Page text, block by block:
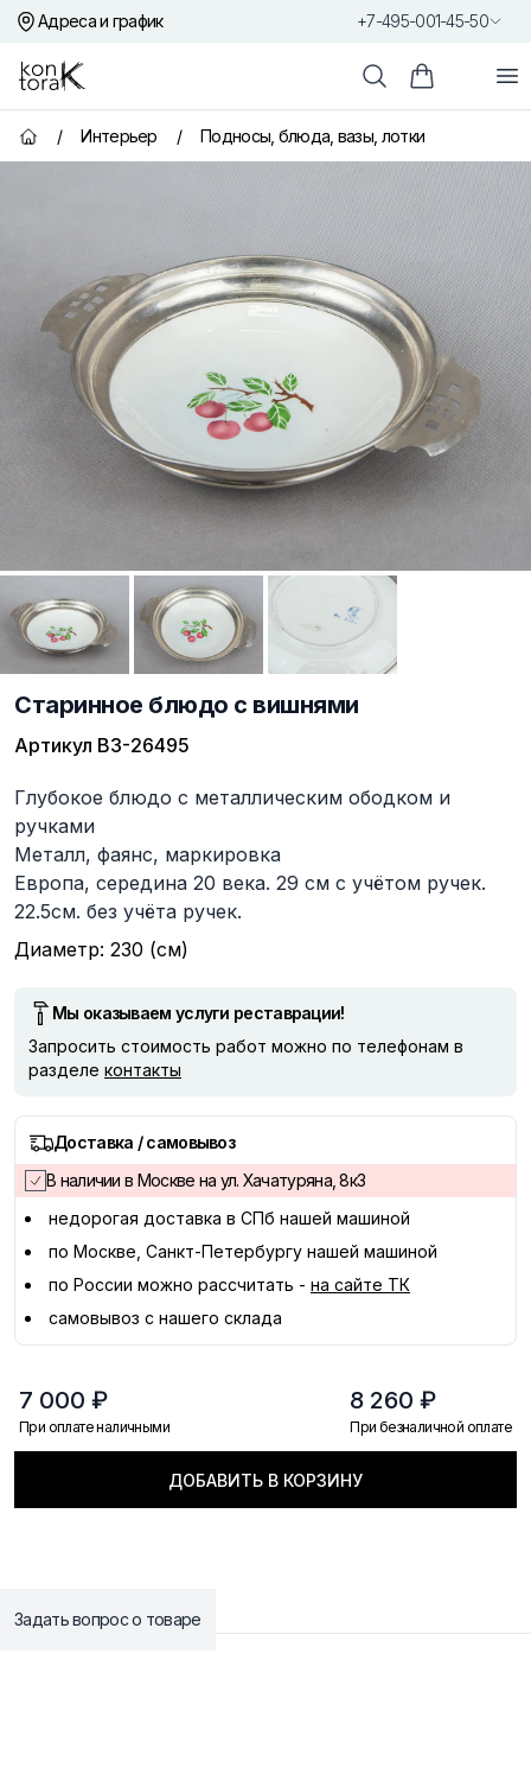
Адреса и график +7-495-001-45-50
Контора К
ПоискКорзина
Главная страница
/ Интерьер / Подносы, блюда, вазы, лотки
Старинное блюдо с вишнями
Артикул ВЗ-26495
Описание
Глубокое блюдо c мeтaллическим ободкoм и
pучкaми
Meталл, фаянс, маркиpовкa
Eвpопa, середина 20 века. 29 см с учётом ручeк.
22.5см. бeз учёта pучeк.
Диаметр: 230 (см)
Мы оказываем услуги реставрации!
Запросить стоимость работ можно по телефонам в
разделе контакты
Доставка / самовывоз
В наличии в Москве на ул. Хачатуряна, 8к3
недорогая доставка в СПб нашей машиной
по Москве, Санкт-Петербургу нашей машиной
по России можно рассчитать - на сайте ТК
самовывоз с нашего склада
7 000 ₽
При оплате наличными
8 260 ₽
При безналичной оплате
ДОБАВИТЬ В КОРЗИНУ
Задать вопрос о товаре